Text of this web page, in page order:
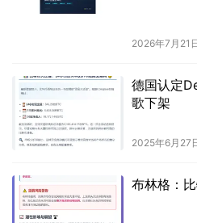
2026年7月21
德国认定
歌下架
2025年6月27
布林格：